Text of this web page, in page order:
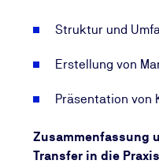
Struktur und
Erstellung von
Präsentation von
Zusammenfassung
Transfer in die Praxis